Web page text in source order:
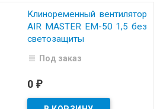
Kлинopeмeнный вeнтилятop
AIR MASTER EM-50 1,5 бeз
cвeтoзaщиты
Под заказ
0 ₽